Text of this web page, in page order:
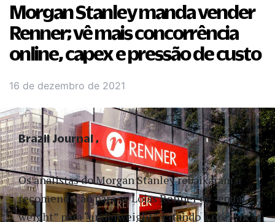
Morgan Stanley manda vender
Renner; vê mais concorrência
online, capex e pressão de custo
16 de dezembro de 2021
Os analistas do Morgan Stanley rebaixaram a
recomendação para as Lojas Renner de “equal-
weight” para “underweight”, citando a presença
Brazil Journal